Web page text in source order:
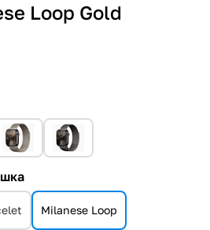
Loop Gold
Milanese Loop